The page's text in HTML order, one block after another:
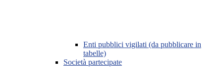
Enti pubblici vigilati (da pubblicare in
tabelle)
Società partecipate